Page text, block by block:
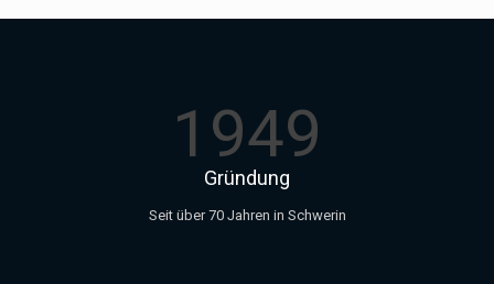
1949
Gründung
Seit über 70 Jahren in Schwerin